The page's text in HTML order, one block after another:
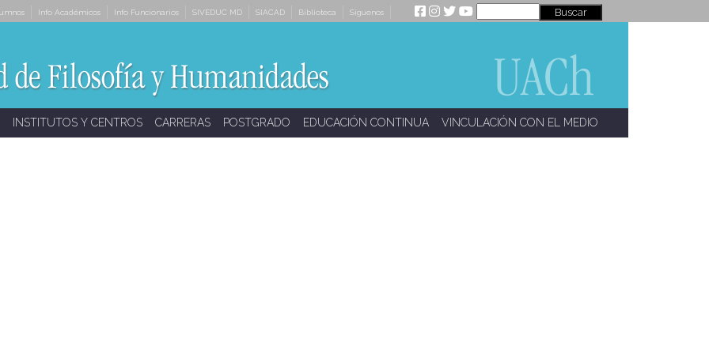
Info Académicos Info Funcionarios SIVEDUC MD SIACAD Biblioteca Síguenos
INSTITUTOS Y CENTROS CARRERAS POSTGRADO EDUCACIÓN CONTINUA VINCULACIÓN CON EL MEDIO